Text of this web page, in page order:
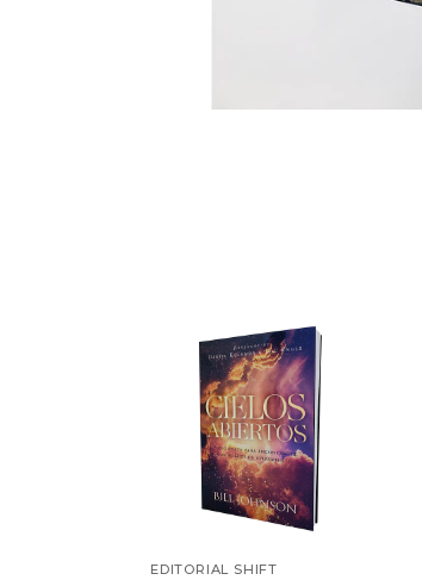
EDITORIAL SHIFT